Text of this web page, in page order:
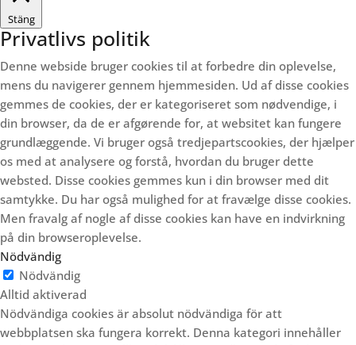
Stäng
Privatlivs politik
Denne webside bruger cookies til at forbedre din oplevelse,
mens du navigerer gennem hjemmesiden. Ud af disse cookies
gemmes de cookies, der er kategoriseret som nødvendige, i
din browser, da de er afgørende for, at websitet kan fungere
grundlæggende. Vi bruger også tredjepartscookies, der hjælper
os med at analysere og forstå, hvordan du bruger dette
websted. Disse cookies gemmes kun i din browser med dit
samtykke. Du har også mulighed for at fravælge disse cookies.
Men fravalg af nogle af disse cookies kan have en indvirkning
på din browseroplevelse.
Nödvändig
Nödvändig
Alltid aktiverad
Nödvändiga cookies är absolut nödvändiga för att
webbplatsen ska fungera korrekt. Denna kategori innehåller